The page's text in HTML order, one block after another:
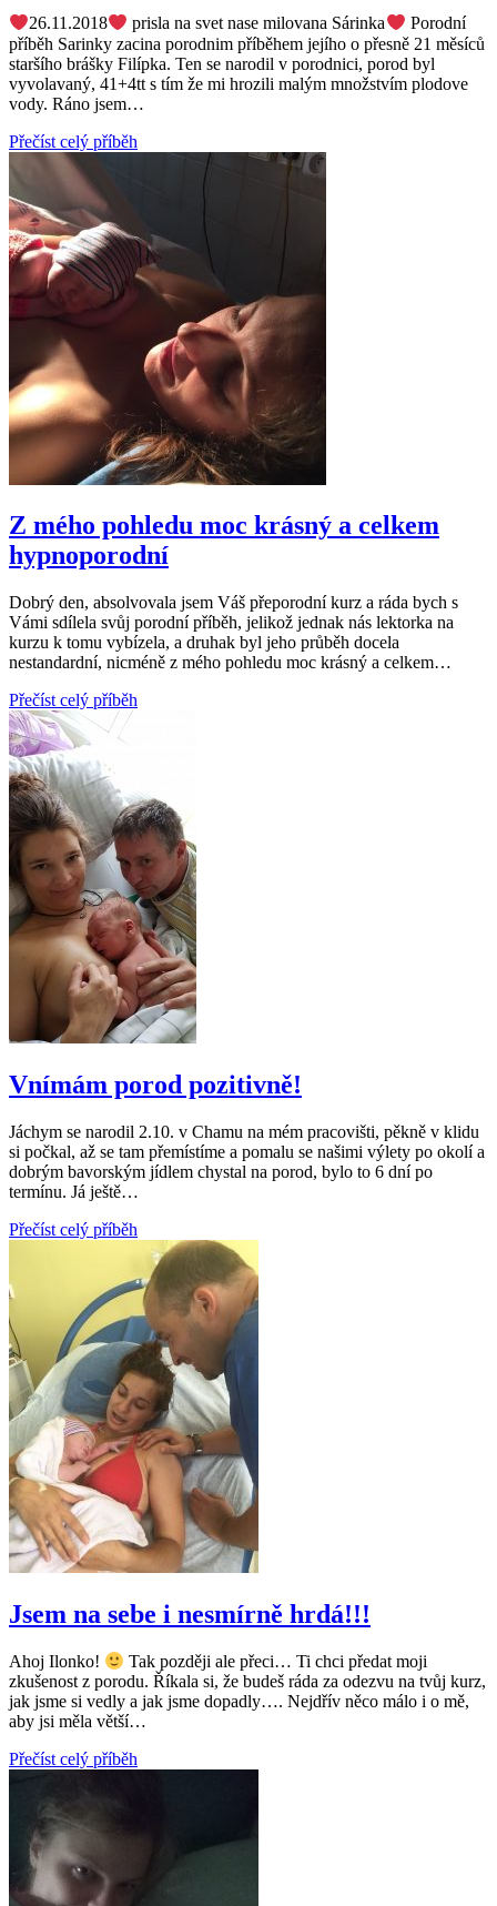
26.11.2018 prisla na svet nase milovana Sárinka
Porodní
příběh Sarinky zacina porodnim příběhem jejího o přesně 21 měsíců
staršího brášky Filípka. Ten se narodil v porodnici, porod byl
vyvolavaný, 41+4tt s tím že mi hrozili malým množstvím plodove
vody. Ráno jsem…
Přečíst celý příběh
Z mého pohledu moc krásný a celkem
hypnoporodní
Dobrý den, absolvovala jsem Váš přeporodní kurz a ráda bych s
Vámi sdílela svůj porodní příběh, jelikož jednak nás lektorka na
kurzu k tomu vybízela, a druhak byl jeho průběh docela
nestandardní, nicméně z mého pohledu moc krásný a celkem…
Přečíst celý příběh
Vnímám porod pozitivně!
Jáchym se narodil 2.10. v Chamu na mém pracovišti, pěkně v klidu
si počkal, až se tam přemístíme a pomalu se našimi výlety po okolí a
dobrým bavorským jídlem chystal na porod, bylo to 6 dní po
termínu. Já ještě…
Přečíst celý příběh
Jsem na sebe i nesmírně hrdá!!!
Ahoj Ilonko!
Tak později ale přeci… Ti chci předat moji
zkušenost z porodu. Říkala si, že budeš ráda za odezvu na tvůj kurz,
jak jsme si vedly a jak jsme dopadly…. Nejdřív něco málo i o mě,
aby jsi měla větší…
Přečíst celý příběh